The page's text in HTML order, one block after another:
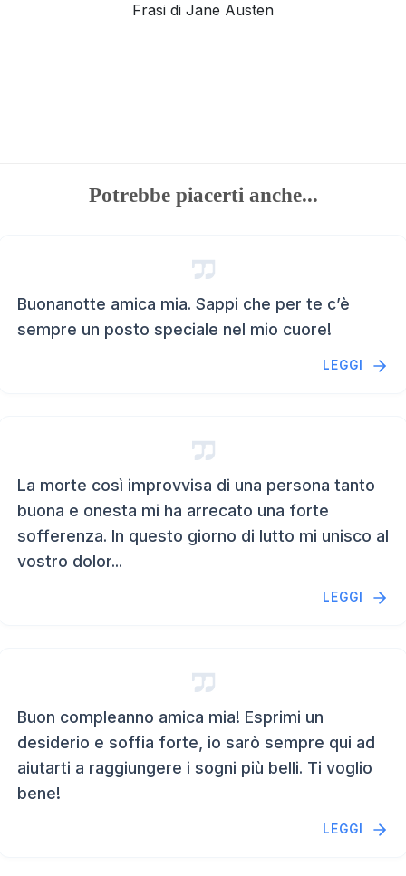
Frasi di Jane Austen
Potrebbe piacerti anche...
Buonanotte amica mia. Sappi che per te c’è
sempre un posto speciale nel mio cuore!
LEGGI
La morte così improvvisa di una persona tanto
buona e onesta mi ha arrecato una forte
sofferenza. In questo giorno di lutto mi unisco al
vostro dolor...
LEGGI
Buon compleanno amica mia! Esprimi un
desiderio e soffia forte, io sarò sempre qui ad
aiutarti a raggiungere i sogni più belli. Ti voglio
bene!
LEGGI